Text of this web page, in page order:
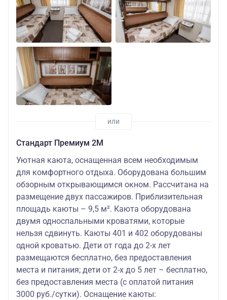
Стандарт Премиум 2М
Уютная каюта, оснащенная всем необходимым
для комфортного отдыха. Оборудована большим
обзорным открывающимся окном. Рассчитана на
размещение двух пассажиров. Приблизительная
площадь каюты – 9,5 м². Каюта оборудована
двумя односпальными кроватями, которые
нельзя сдвинуть. Каюты 401 и 402 оборудованы
одной кроватью. Дети от года до 2-х лет
размещаются бесплатно, без предоставления
места и питания; дети от 2-х до 5 лет – бесплатно,
без предоставления места (с оплатой питания
3000 руб./сутки). Оснащение каюты: